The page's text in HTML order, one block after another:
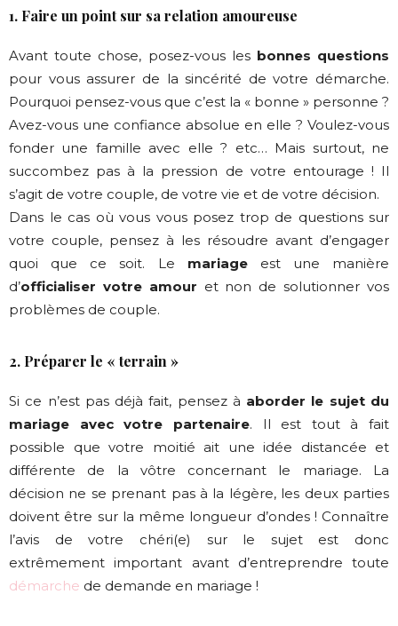
1. Faire un point sur sa relation amoureuse
Avant toute chose, posez-vous les bonnes questions
pour vous assurer de la sincérité de votre démarche.
Pourquoi pensez-vous que c’est la « bonne » personne ?
Avez-vous une confiance absolue en elle ? Voulez-vous
fonder une famille avec elle ? etc… Mais surtout, ne
succombez pas à la pression de votre entourage ! Il
s’agit de votre couple, de votre vie et de votre décision.
Dans le cas où vous vous posez trop de questions sur
votre couple, pensez à les résoudre avant d’engager
quoi que ce soit. Le mariageest une manière
d’officialiser votre amour et non de solutionner vos
problèmes de couple.
2. Préparer le « terrain »
Si ce n’est pas déjà fait, pensez à aborder le sujet du
mariage avec votre partenaire. Il est tout à fait
possible que votre moitié ait une idée distancée et
différente de la vôtre concernant le mariage. La
décision ne se prenant pas à la légère, les deux parties
doivent être sur la même longueur d’ondes ! Connaître
l’avis de votre chéri(e) sur le sujet est donc
extrêmement important avant d’entreprendre toute
démarche de demande en mariage !